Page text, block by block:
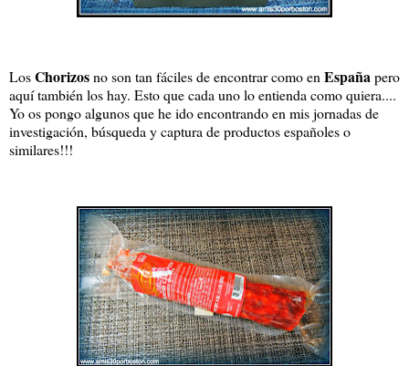
LosChorizosno son tan fáciles de encontrar como enEspañapero
aquí también los hay. Esto que cada uno lo entienda como quiera....
Yo os pongo algunos que he ido encontrando en mis jornadas de
investigación, búsqueda y captura de productos españoles o
similares!!!